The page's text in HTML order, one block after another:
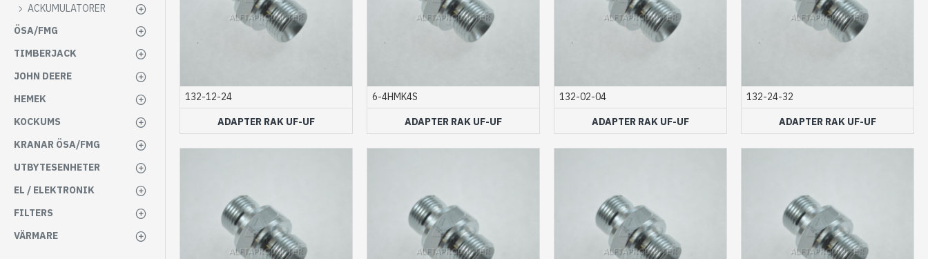
ACKUMULATORER
ÖSA/FMG
TIMBERJACK
JOHN DEERE
HEMEK
KOCKUMS
KRANAR ÖSA/FMG
UTBYTESENHETER
EL / ELEKTRONIK
FILTERS
VÄRMARE
132-12-24
ADAPTER RAK UF-UF
6-4HMK4S
ADAPTER RAK UF-UF
132-02-04
ADAPTER RAK UF-UF
132-24-32
ADAPTER RAK UF-UF